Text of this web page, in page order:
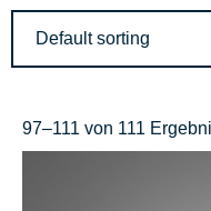
97–111 von 111